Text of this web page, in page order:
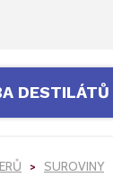
DESTILÁTŮ
SUROVINY